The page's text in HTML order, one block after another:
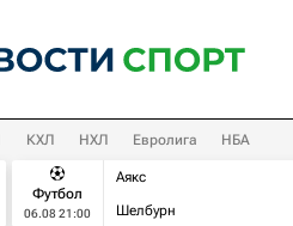
КХЛ НХЛ Евролига НБА
Футбол
06.08 21:00
Аякс
Шелбурн